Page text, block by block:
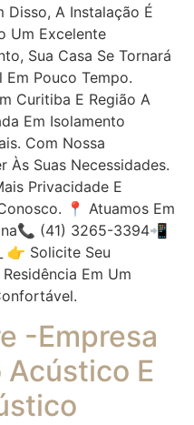
Disso, A Instalação É
Um Excelente
Sua Casa Se Tornará
Pouco Tempo.
Curitiba E Região A
Em Isolamento
Com Nossa
Às Suas Necessidades.
Privacidade E
📍 Atuamos Em
(41) 3265-3394📲
👉 Solicite Seu
Em Um
-Empresa
E